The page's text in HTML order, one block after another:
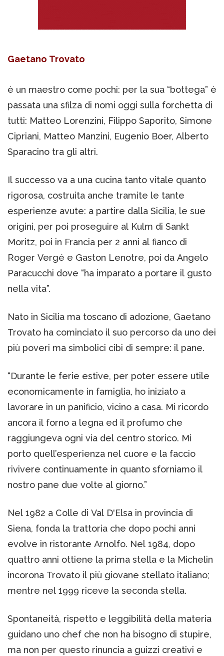
Gaetano Trovato
è un maestro come pochi: per la sua “bottega” è
passata una sfilza di nomi oggi sulla forchetta di
tutti: Matteo Lorenzini, Filippo Saporito, Simone
Cipriani, Matteo Manzini, Eugenio Boer, Alberto
Sparacino tra gli altri.
Il successo va a una cucina tanto vitale quanto
rigorosa, costruita anche tramite le tante
esperienze avute: a partire dalla Sicilia, le sue
origini, per poi proseguire al Kulm di Sankt
Moritz, poi in Francia per 2 anni al fianco di
Roger Vergé e Gaston Lenotre, poi da Angelo
Paracucchi dove “ha imparato a portare il gusto
nella vita”.
Nato in Sicilia ma toscano di adozione, Gaetano
Trovato ha cominciato il suo percorso da uno dei
più poveri ma simbolici cibi di sempre: il pane.
“Durante le ferie estive, per poter essere utile
economicamente in famiglia, ho iniziato a
lavorare in un panificio, vicino a casa. Mi ricordo
ancora il forno a legna ed il profumo che
raggiungeva ogni via del centro storico. Mi
porto quell’esperienza nel cuore e la faccio
rivivere continuamente in quanto sforniamo il
nostro pane due volte al giorno.”
Nel 1982 a Colle di Val D'Elsa in provincia di
Siena, fonda la trattoria che dopo pochi anni
evolve in ristorante Arnolfo. Nel 1984, dopo
quattro anni ottiene la prima stella e la Michelin
incorona Trovato il più giovane stellato italiano;
mentre nel 1999 riceve la seconda stella.
Spontaneità, rispetto e leggibilità della materia
guidano uno chef che non ha bisogno di stupire,
ma non per questo rinuncia a guizzi creativi e